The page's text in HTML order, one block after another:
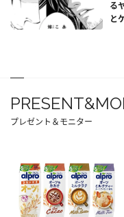
る
と
プレゼント＆モニター